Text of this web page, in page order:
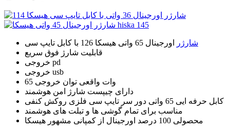
شارژر
اورجینال 65 واتی هیسکا 126 با کابل تایپ سی
قابلیت شارژ فوق سریع
خروجی pd
خروجی usb
65 وات واقعی توان خروجی
دارای چیپست شارژ امن هوشمند
کابل حرفه ایی 65 واتی دور سر تایپ سی فلزی روکش کنفی
مناسب برای تمام گوشی ها و تبلت های هوشمند
محصولی 100 درصد اورجینال از کمپانی مشهور هیسکا